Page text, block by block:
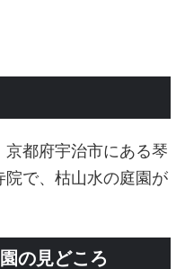
都府宇治市にある琴
で、枯山水の庭園が
の見どころ